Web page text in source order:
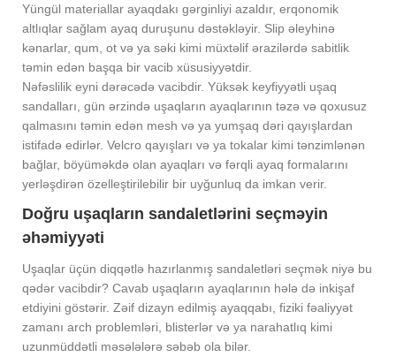
Yüngül materiallar ayaqdakı gərginliyi azaldır, erqonomik
altlıqlar sağlam ayaq duruşunu dəstəkləyir. Slip əleyhinə
kənarlar, qum, ot və ya səki kimi müxtəlif ərazilərdə sabitlik
təmin edən başqa bir vacib xüsusiyyətdir.
Nəfəslilik eyni dərəcədə vacibdir. Yüksək keyfiyyətli uşaq
sandalları, gün ərzində uşaqların ayaqlarının təzə və qoxusuz
qalmasını təmin edən mesh və ya yumşaq dəri qayışlardan
istifadə edirlər. Velcro qayışları və ya tokalar kimi tənzimlənən
bağlar, böyüməkdə olan ayaqları və fərqli ayaq formalarını
yerləşdirən özelleştirilebilir bir uyğunluq da imkan verir.
Doğru uşaqların sandaletlərini seçməyin
əhəmiyyəti
Uşaqlar üçün diqqətlə hazırlanmış sandaletləri seçmək niyə bu
qədər vacibdir? Cavab uşaqların ayaqlarının hələ də inkişaf
etdiyini göstərir. Zəif dizayn edilmiş ayaqqabı, fiziki fəaliyyət
zamanı arch problemləri, blisterlər və ya narahatlıq kimi
uzunmüddətli məsələlərə səbəb ola bilər.